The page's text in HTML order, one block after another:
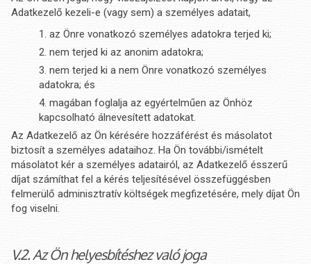
Adatkezelő kezeli-e (vagy sem) a személyes adatait,
az Önre vonatkozó személyes adatokra terjed ki;
nem terjed ki az anonim adatokra;
nem terjed ki a nem Önre vonatkozó személyes
adatokra; és
magában foglalja az egyértelműen az Önhöz
kapcsolható álnevesített adatokat.
Az Adatkezelő az Ön kérésére hozzáférést és másolatot
biztosít a személyes adataihoz. Ha Ön további/ismételt
másolatot kér a személyes adatairól, az Adatkezelő ésszerű
díjat számíthat fel a kérés teljesítésével összefüggésben
felmerülő adminisztratív költségek megfizetésére, mely díjat Ön
fog viselni.
V.2. Az Ön helyesbítéshez való joga